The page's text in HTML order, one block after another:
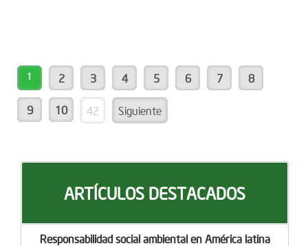
1 2 3 4 5 6 7 8
9 10 42 Siguiente
ARTÍCULOS DESTACADOS
Responsabilidad social ambiental en América latina